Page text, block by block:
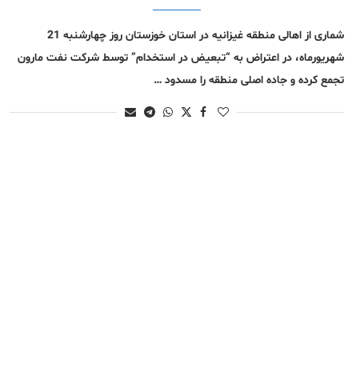
شماری از اهالی منطقه غیزانیه در استان خوزستان روز چهارشنبه 21
شهریورماه، در اعتراض به “تبعیض در استخدام” توسط شرکت نفت مارون
تجمع کرده و جاده اصلی منطقه را مسدود …